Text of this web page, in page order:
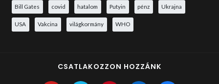
Bill Gates covid hatalom Putyin pénz Ukrajna
USA Vakcina világkormány WHO
CSATLAKOZZON HOZZÁNK